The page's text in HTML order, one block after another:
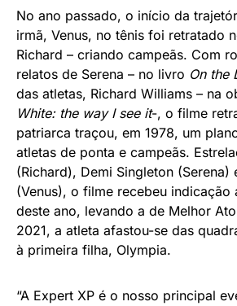
roupas dedicada a fazer com que
sintam bem com seus corpos. No
inspirada em mulheres fortes e
linha de jóias. Há oito anos, criou a
empresa de capital de risco que
não convencionais de pessoas e
historicamente negligenciados.
tornar a economia mais inclusiva e
mudanças no setor de
No ano passado, o início da
irmã, Venus, no tênis foi retratado
Richard – criando campeãs. Com
das atletas, Richard Williams – na